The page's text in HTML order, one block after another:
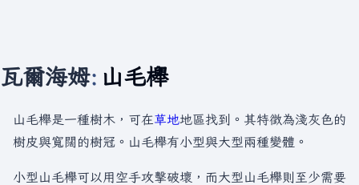
瓦爾海姆: 山毛櫸
山毛櫸是一種樹木，可在草地地區找到。其特徵為淺灰色的
樹皮與寬闊的樹冠。山毛櫸有小型與大型兩種變體。
小型山毛櫸可以用空手攻擊破壞，而大型山毛櫸則至少需要